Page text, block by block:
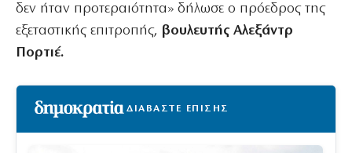
δεν ήταν προτεραιότητα» δήλωσε ο πρόεδρος της
εξεταστικής επιτροπής, βουλευτής Αλεξάντρ
Πορτιέ.
ΔΙΑΒΑΣΤΕ ΕΠΙΣΗΣ